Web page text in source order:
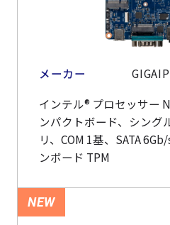
メーカー
インテル® プロセッサー
ンパクトボード、シング
リ、COM 1基、SATA
ンボード TPM
NEW